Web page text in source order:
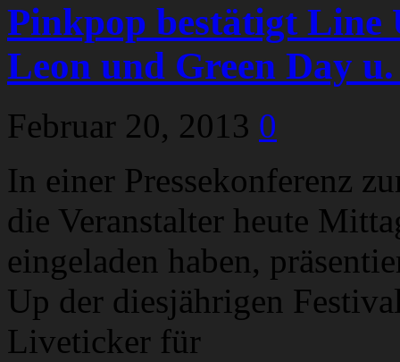
Pinkpop bestätigt
Leon und Green Day
Februar 20, 2013 0
In einer Pressekonferenz
die Veranstalter heute
eingeladen haben,
Up der diesjährigen
Liveticker für